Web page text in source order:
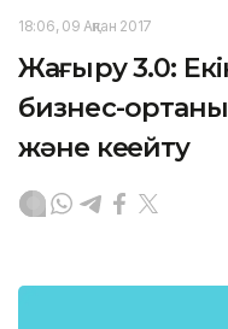
18:06, 09 Ақпан 2017
Жаңғыру 3.0:
бизнес-
және кеңейту